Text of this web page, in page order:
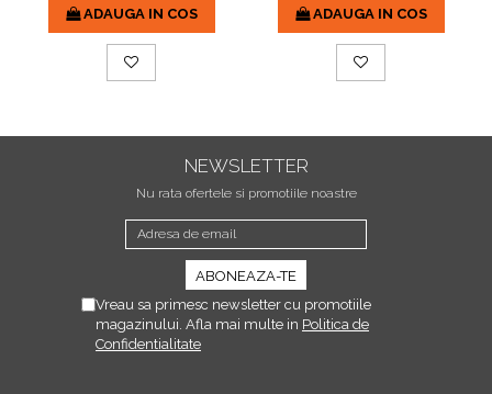
ADAUGA IN COS ADAUGA IN COS
NEWSLETTER
Nu rata ofertele si promotiile noastre
Vreau sa primesc newsletter cu promotiile
magazinului. Afla mai multe in Politica de
Confidentialitate